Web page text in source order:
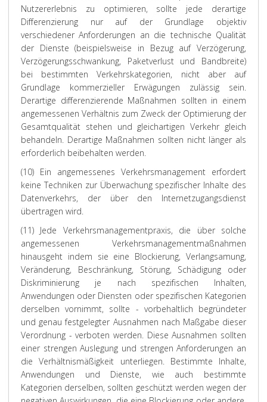
Nutzererlebnis zu optimieren, sollte jede derartige
Differenzierung nur auf der Grundlage objektiv
verschiedener Anforderungen an die technische Qualität
der Dienste (beispielsweise in Bezug auf Verzögerung,
Verzögerungsschwankung, Paketverlust und Bandbreite)
bei bestimmten Verkehrskategorien, nicht aber auf
Grundlage kommerzieller Erwägungen zulässig sein.
Derartige differenzierende Maßnahmen sollten in einem
angemessenen Verhältnis zum Zweck der Optimierung der
Gesamtqualität stehen und gleichartigen Verkehr gleich
behandeln. Derartige Maßnahmen sollten nicht länger als
erforderlich beibehalten werden.
(10) Ein angemessenes Verkehrsmanagement erfordert
keine Techniken zur Überwachung spezifischer Inhalte des
Datenverkehrs, der über den Internetzugangsdienst
übertragen wird.
(11) Jede Verkehrsmanagementpraxis, die über solche
angemessenen Verkehrsmanagementmaßnahmen
hinausgeht indem sie eine Blockierung, Verlangsamung,
Veränderung, Beschränkung, Störung, Schädigung oder
Diskriminierung je nach spezifischen Inhalten,
Anwendungen oder Diensten oder spezifischen Kategorien
derselben vornimmt, sollte - vorbehaltlich begründeter
und genau festgelegter Ausnahmen nach Maßgabe dieser
Verordnung - verboten werden. Diese Ausnahmen sollten
einer strengen Auslegung und strengen Anforderungen an
die Verhältnismäßigkeit unterliegen. Bestimmte Inhalte,
Anwendungen und Dienste, wie auch bestimmte
Kategorien derselben, sollten geschützt werden wegen der